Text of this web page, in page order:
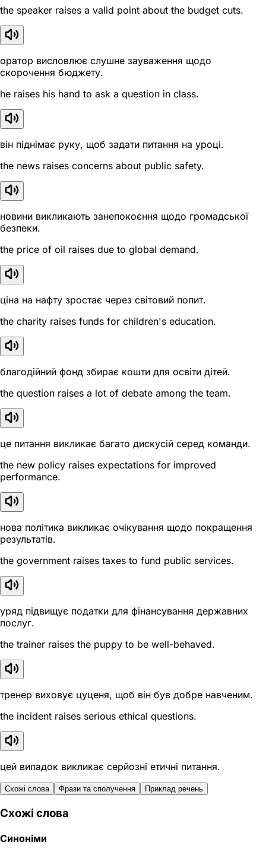
the speaker raises a valid point about the budget cuts.
оратор висловлює слушне зауваження щодо
скорочення бюджету.
he raises his hand to ask a question in class.
він піднімає руку, щоб задати питання на уроці.
the news raises concerns about public safety.
новини викликають занепокоєння щодо громадської
безпеки.
the price of oil raises due to global demand.
ціна на нафту зростає через світовий попит.
the charity raises funds for children's education.
благодійний фонд збирає кошти для освіти дітей.
the question raises a lot of debate among the team.
це питання викликає багато дискусій серед команди.
the new policy raises expectations for improved
performance.
нова політика викликає очікування щодо покращення
результатів.
the government raises taxes to fund public services.
уряд підвищує податки для фінансування державних
послуг.
the trainer raises the puppy to be well-behaved.
тренер виховує цуценя, щоб він був добре навченим.
the incident raises serious ethical questions.
цей випадок викликає серйозні етичні питання.
Схожі слова Фрази та сполучення Приклад речень
Схожі слова
Синоніми